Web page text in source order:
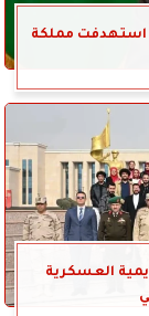
استهدفت مملكة
العسكرية